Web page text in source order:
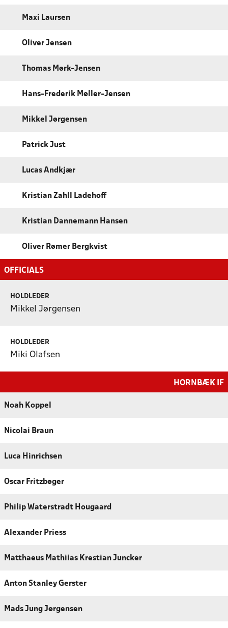
Maxi Laursen
Oliver Jensen
Thomas Mørk-Jensen
Hans-Frederik Møller-Jensen
Mikkel Jørgensen
Patrick Just
Lucas Andkjær
Kristian Zahll Ladehoff
Kristian Dannemann Hansen
Oliver Rømer Bergkvist
OFFICIALS
HOLDLEDER
Mikkel Jørgensen
HOLDLEDER
Miki Olafsen
HORNBÆK IF
Noah Koppel
Nicolai Braun
Luca Hinrichsen
Oscar Fritzbøger
Philip Waterstradt Hougaard
Alexander Priess
Matthaeus Mathiias Krestian Juncker
Anton Stanley Gerster
Mads Jung Jørgensen